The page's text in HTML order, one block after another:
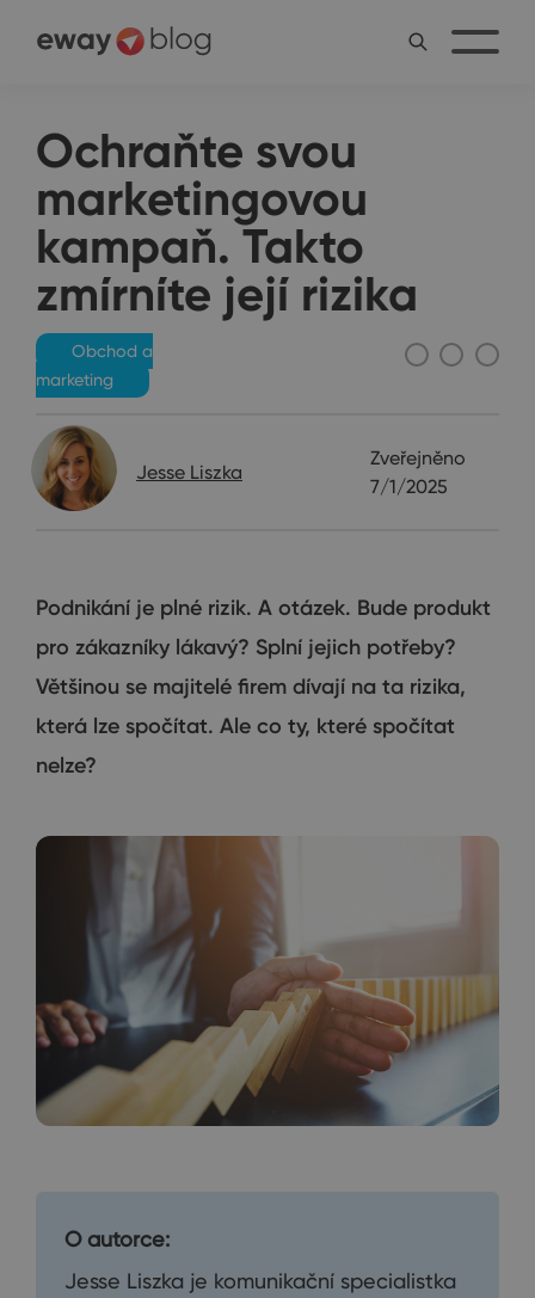
Ochraňte svou
marketingovou
kampaň. Takto
zmírníte její rizika
Obchod a
marketing
Jesse Liszka
Zveřejněno
7/1/2025
Podnikání je plné rizik. A otázek. Bude produkt
pro zákazníky lákavý? Splní jejich potřeby?
Většinou se majitelé firem dívají na ta rizika,
která lze spočítat. Ale co ty, které spočítat
nelze?
O autorce:
Jesse Liszka je komunikační specialistka